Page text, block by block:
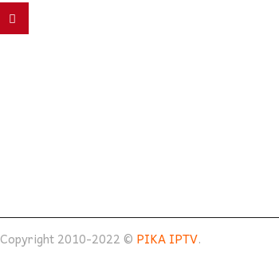
Copyright 2010-2022 © PIKA IPTV.